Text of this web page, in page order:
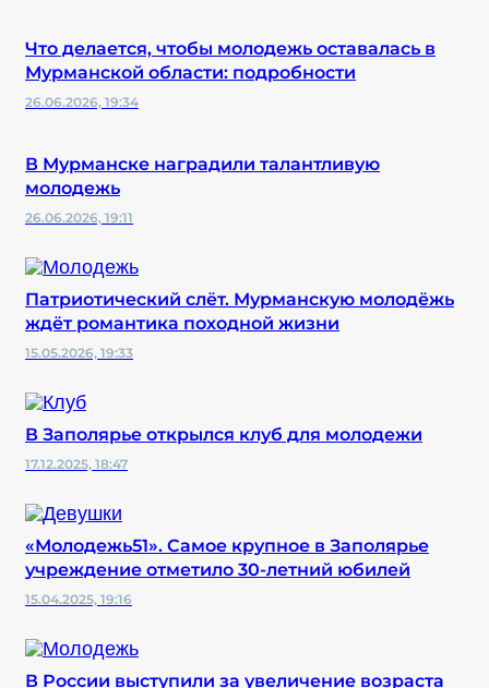
Что делается, чтобы молодежь оставалась в
Мурманской области: подробности
26.06.2026, 19:34
В Мурманске наградили талантливую
молодежь
26.06.2026, 19:11
Патриотический слёт. Мурманскую молодёжь
ждёт романтика походной жизни
15.05.2026, 19:33
В Заполярье открылся клуб для молодежи
17.12.2025, 18:47
«Молодежь51». Самое крупное в Заполярье
учреждение отметило 30-летний юбилей
15.04.2025, 19:16
В России выступили за увеличение возраста